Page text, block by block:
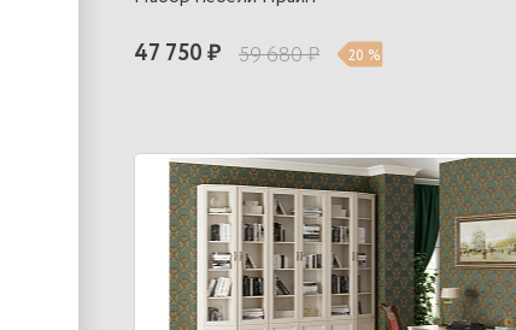
47 750 ₽ 59 680 ₽ 20 %